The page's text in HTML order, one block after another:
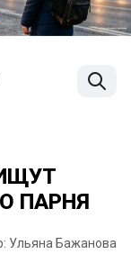
ПАРНЯ
Ульяна Бажанова